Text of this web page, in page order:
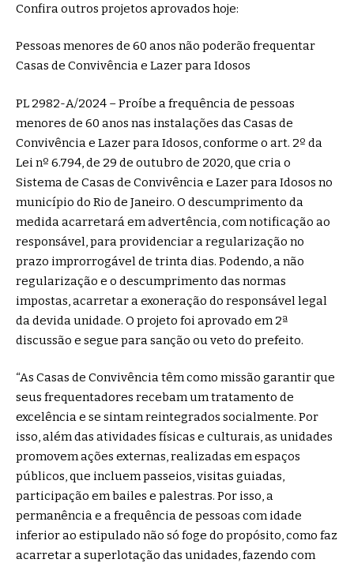
Confira outros projetos aprovados hoje:
Pessoas menores de 60 anos não poderão frequentar
Casas de Convivência e Lazer para Idosos
PL 2982-A/2024 – Proíbe a frequência de pessoas
menores de 60 anos nas instalações das Casas de
Convivência e Lazer para Idosos, conforme o art. 2º da
Lei nº 6.794, de 29 de outubro de 2020, que cria o
Sistema de Casas de Convivência e Lazer para Idosos no
município do Rio de Janeiro. O descumprimento da
medida acarretará em advertência, com notificação ao
responsável, para providenciar a regularização no
prazo improrrogável de trinta dias. Podendo, a não
regularização e o descumprimento das normas
impostas, acarretar a exoneração do responsável legal
da devida unidade. O projeto foi aprovado em 2ª
discussão e segue para sanção ou veto do prefeito.
“As Casas de Convivência têm como missão garantir que
seus frequentadores recebam um tratamento de
excelência e se sintam reintegrados socialmente. Por
isso, além das atividades físicas e culturais, as unidades
promovem ações externas, realizadas em espaços
públicos, que incluem passeios, visitas guiadas,
participação em bailes e palestras. Por isso, a
permanência e a frequência de pessoas com idade
inferior ao estipulado não só foge do propósito, como faz
acarretar a superlotação das unidades, fazendo com